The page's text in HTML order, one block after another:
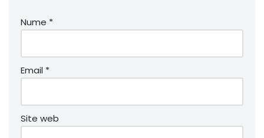
Nume *
Email *
Site web